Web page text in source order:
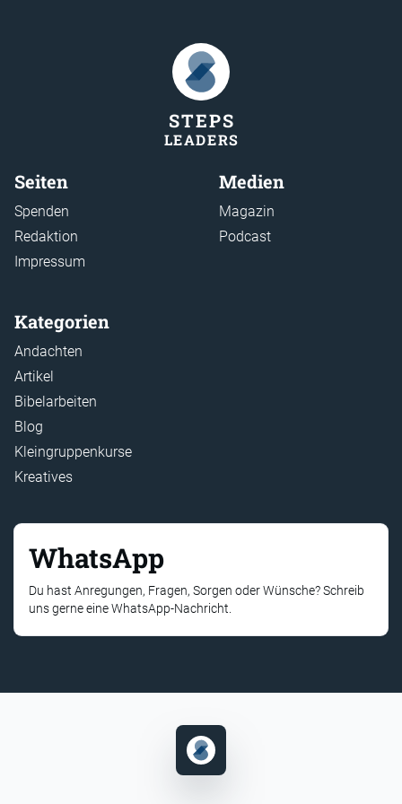
STEPS
LEADERS
Seiten
Spenden
Redaktion
Impressum
Medien
Magazin
Podcast
Kategorien
Andachten
Artikel
Bibelarbeiten
Blog
Kleingruppenkurse
Kreatives
WhatsApp
Du hast Anregungen, Fragen, Sorgen oder Wünsche? Schreib
uns gerne eine WhatsApp-Nachricht.